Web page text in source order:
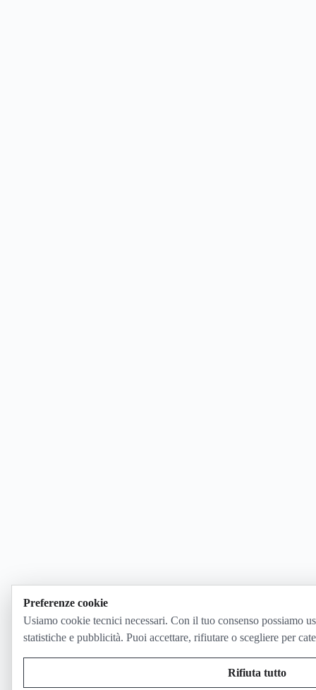
Preferenze cookie
Usiamo cookie tecnici necessari. Con il tuo consenso possiamo
statistiche e pubblicità. Puoi accettare, rifiutare o scegliere per
Rifiuta tutto